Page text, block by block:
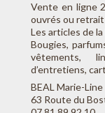
Vente en ligne
ouvrés ou
Les articles de
Bougies,
vêtements,
d’entretiens,
BEAL Marie-Line
63 Route du